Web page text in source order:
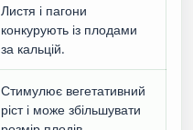
Листя і пагони
конкурують із плодами
за кальцій.
Стимулює вегетативний
ріст і може збільшувати